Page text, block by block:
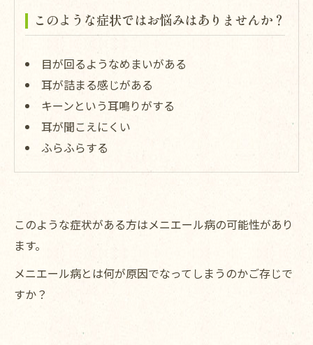
このような症状ではお悩みはありませんか？
目が回るようなめまいがある
耳が詰まる感じがある
キーンという耳鳴りがする
耳が聞こえにくい
ふらふらする
このような症状がある方はメニエール病の可能性があり
ます。
メニエール病とは何が原因でなってしまうのかご存じで
すか？